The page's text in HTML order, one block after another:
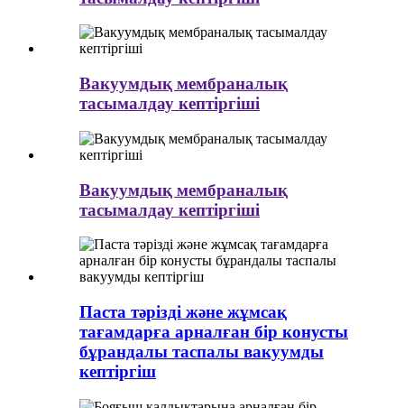
Вакуумдық мембраналық
тасымалдау кептіргіші
Вакуумдық мембраналық
тасымалдау кептіргіші
Паста тәрізді және жұмсақ
тағамдарға арналған бір конусты
бұрандалы таспалы вакуумды
кептіргіш